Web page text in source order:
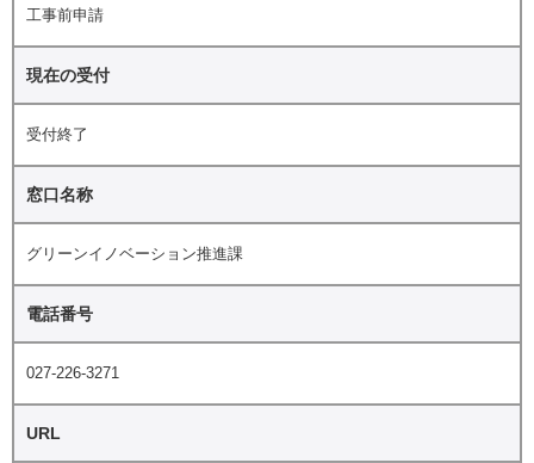
工事前申請
現在の受付
受付終了
窓口名称
グリーンイノベーション推進課
電話番号
027-226-3271
URL